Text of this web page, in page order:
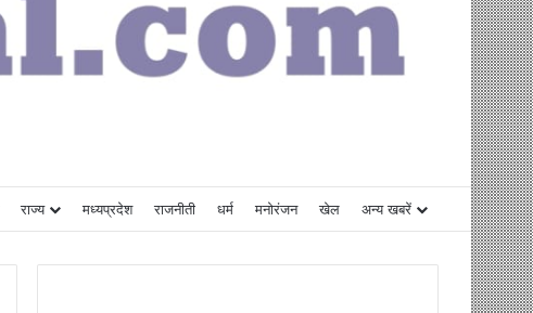
राज्य मध्यप्रदेश राजनीती धर्म मनोरंजन खेल अन्य खबरें